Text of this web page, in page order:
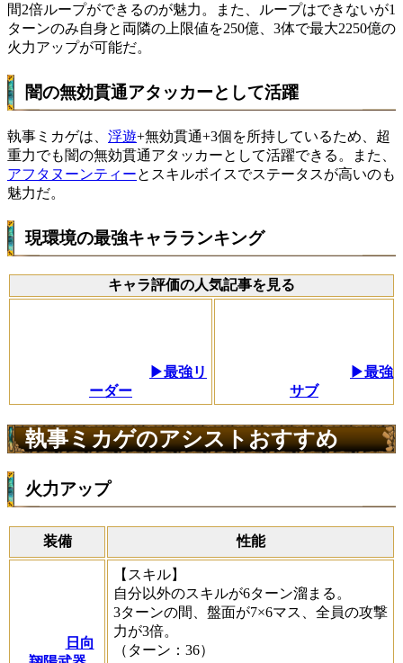
間2倍ループができるのが魅力。また、ループはできないが1
ターンのみ自身と両隣の上限値を250億、3体で最大2250億の
火力アップが可能だ。
闇の無効貫通アタッカーとして活躍
執事ミカゲは、 浮遊+無効貫通+3個を所持しているため、超
重力でも闇の無効貫通アタッカーとして活躍できる。また、
アフタヌーンティーとスキルボイスでステータスが高いのも
魅力だ。
現環境の最強キャラランキング
キャラ評価の人気記事を見る
▶最強リ
ーダー
▶最強
サブ
執事ミカゲのアシストおすすめ
火力アップ
装備 性能
日向
【スキル】
自分以外のスキルが6ターン溜まる。
3ターンの間、盤面が7×6マス、全員の攻撃
力が3倍。
（ターン：36）